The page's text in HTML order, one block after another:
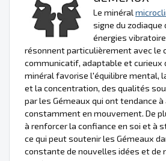
Le minéral
signe du zodiaque
énergies
résonnent particulièrement avec le
communicatif, adaptable et curieux
minéral favorise l'équilibre mental,
et la concentration, des qualités
par les Gémeaux qui ont tendance
constamment en mouvement. De
à renforcer la confiance en soi et à
ce qui peut soutenir les Gémeaux
constante de nouvelles idées et de